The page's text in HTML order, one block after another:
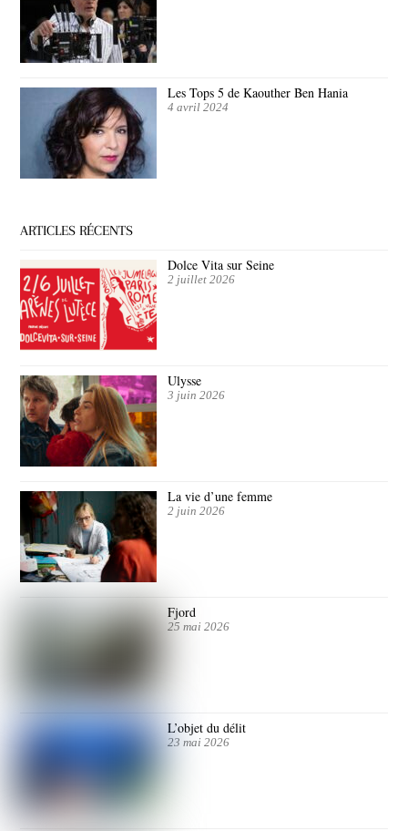
Les Tops 5 de Kaouther Ben Hania
4 avril 2024
ARTICLES RÉCENTS
Dolce Vita sur Seine
2 juillet 2026
Ulysse
3 juin 2026
La vie d’une femme
2 juin 2026
Fjord
25 mai 2026
L’objet du délit
23 mai 2026